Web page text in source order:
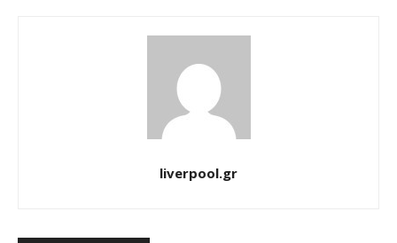
liverpool.gr